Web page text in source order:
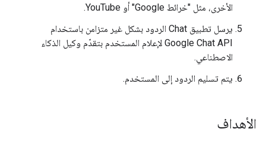
الأخرى، مثل "خرائط Google" أو YouTube.
يرسل تطبيق Chat الردود بشكل غير متزامن باستخدام
Google Chat API لإعلام المستخدم بتقدّم وكيل الذكاء
الاصطناعي.
يتم تسليم الردود إلى المستخدم.
الأهداف